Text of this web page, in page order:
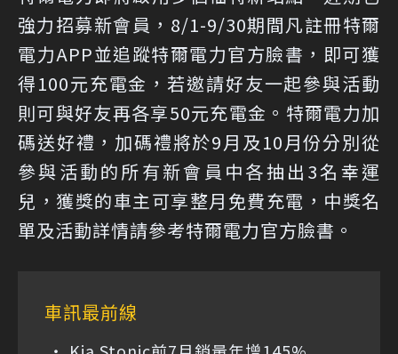
強力招募新會員，8/1-9/30期間凡註冊特爾
電力APP並追蹤特爾電力官方臉書，即可獲
得100元充電金，若邀請好友一起參與活動
則可與好友再各享50元充電金。特爾電力加
碼送好禮，加碼禮將於9月及10月份分別從
參與活動的所有新會員中各抽出3名幸運
兒，獲獎的車主可享整月免費充電，中獎名
單及活動詳情請參考特爾電力官方臉書。
車訊最前線